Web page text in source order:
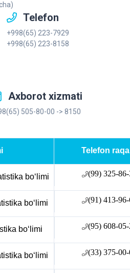
Telefon
+998(65) 223-7929
+998(65) 223-8158
Axborot xizmati
505-80-00 -> 8150
Telefon
boʻlimi (99) 325-
boʻlimi (91) 413-
boʻlimi (95) 608-
boʻlimi (33) 375-